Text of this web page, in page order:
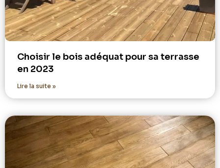
Choisir le bois adéquat pour sa terrasse
en 2023
Lire la suite »